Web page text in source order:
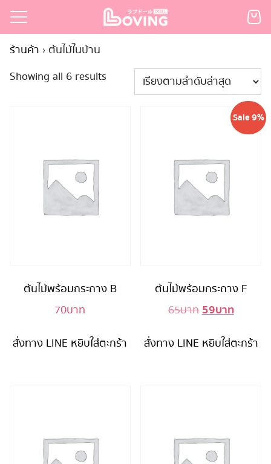
Skip
content
ก
for:
ร้านค้า › ต้นไม้ในบ้าน
Showing all 6 results
ต้นไม้พร้อมกระถาง B
70บาท
สั่งทาง LINE หยิบใส่ตะกร้า
Sale 9%
ต้นไม้พร้อมกระถาง F
65บาท Original
was:
59บาทCurrent
is:
สั่งทาง LINE หยิบใส่ตะกร้า